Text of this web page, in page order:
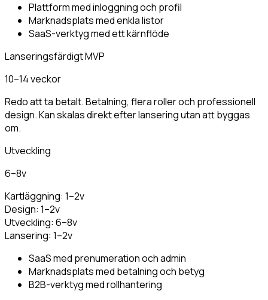
Plattform med inloggning och profil
Marknadsplats med enkla listor
SaaS-verktyg med ett kärnflöde
Lanseringsfärdigt MVP
10–14 veckor
Redo att ta betalt. Betalning, flera roller och professionell
design. Kan skalas direkt efter lansering utan att byggas
om.
Utveckling
6–8v
Kartläggning: 1–2v
Design: 1–2v
Utveckling: 6–8v
Lansering: 1–2v
SaaS med prenumeration och admin
Marknadsplats med betalning och betyg
B2B-verktyg med rollhantering